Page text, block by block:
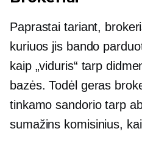
Paprastai tariant,
kuriuos jis bando
kaip „viduris“ tarp
bazės. Todėl geras
tinkamo sandorio tarp
sumažins komisinius,